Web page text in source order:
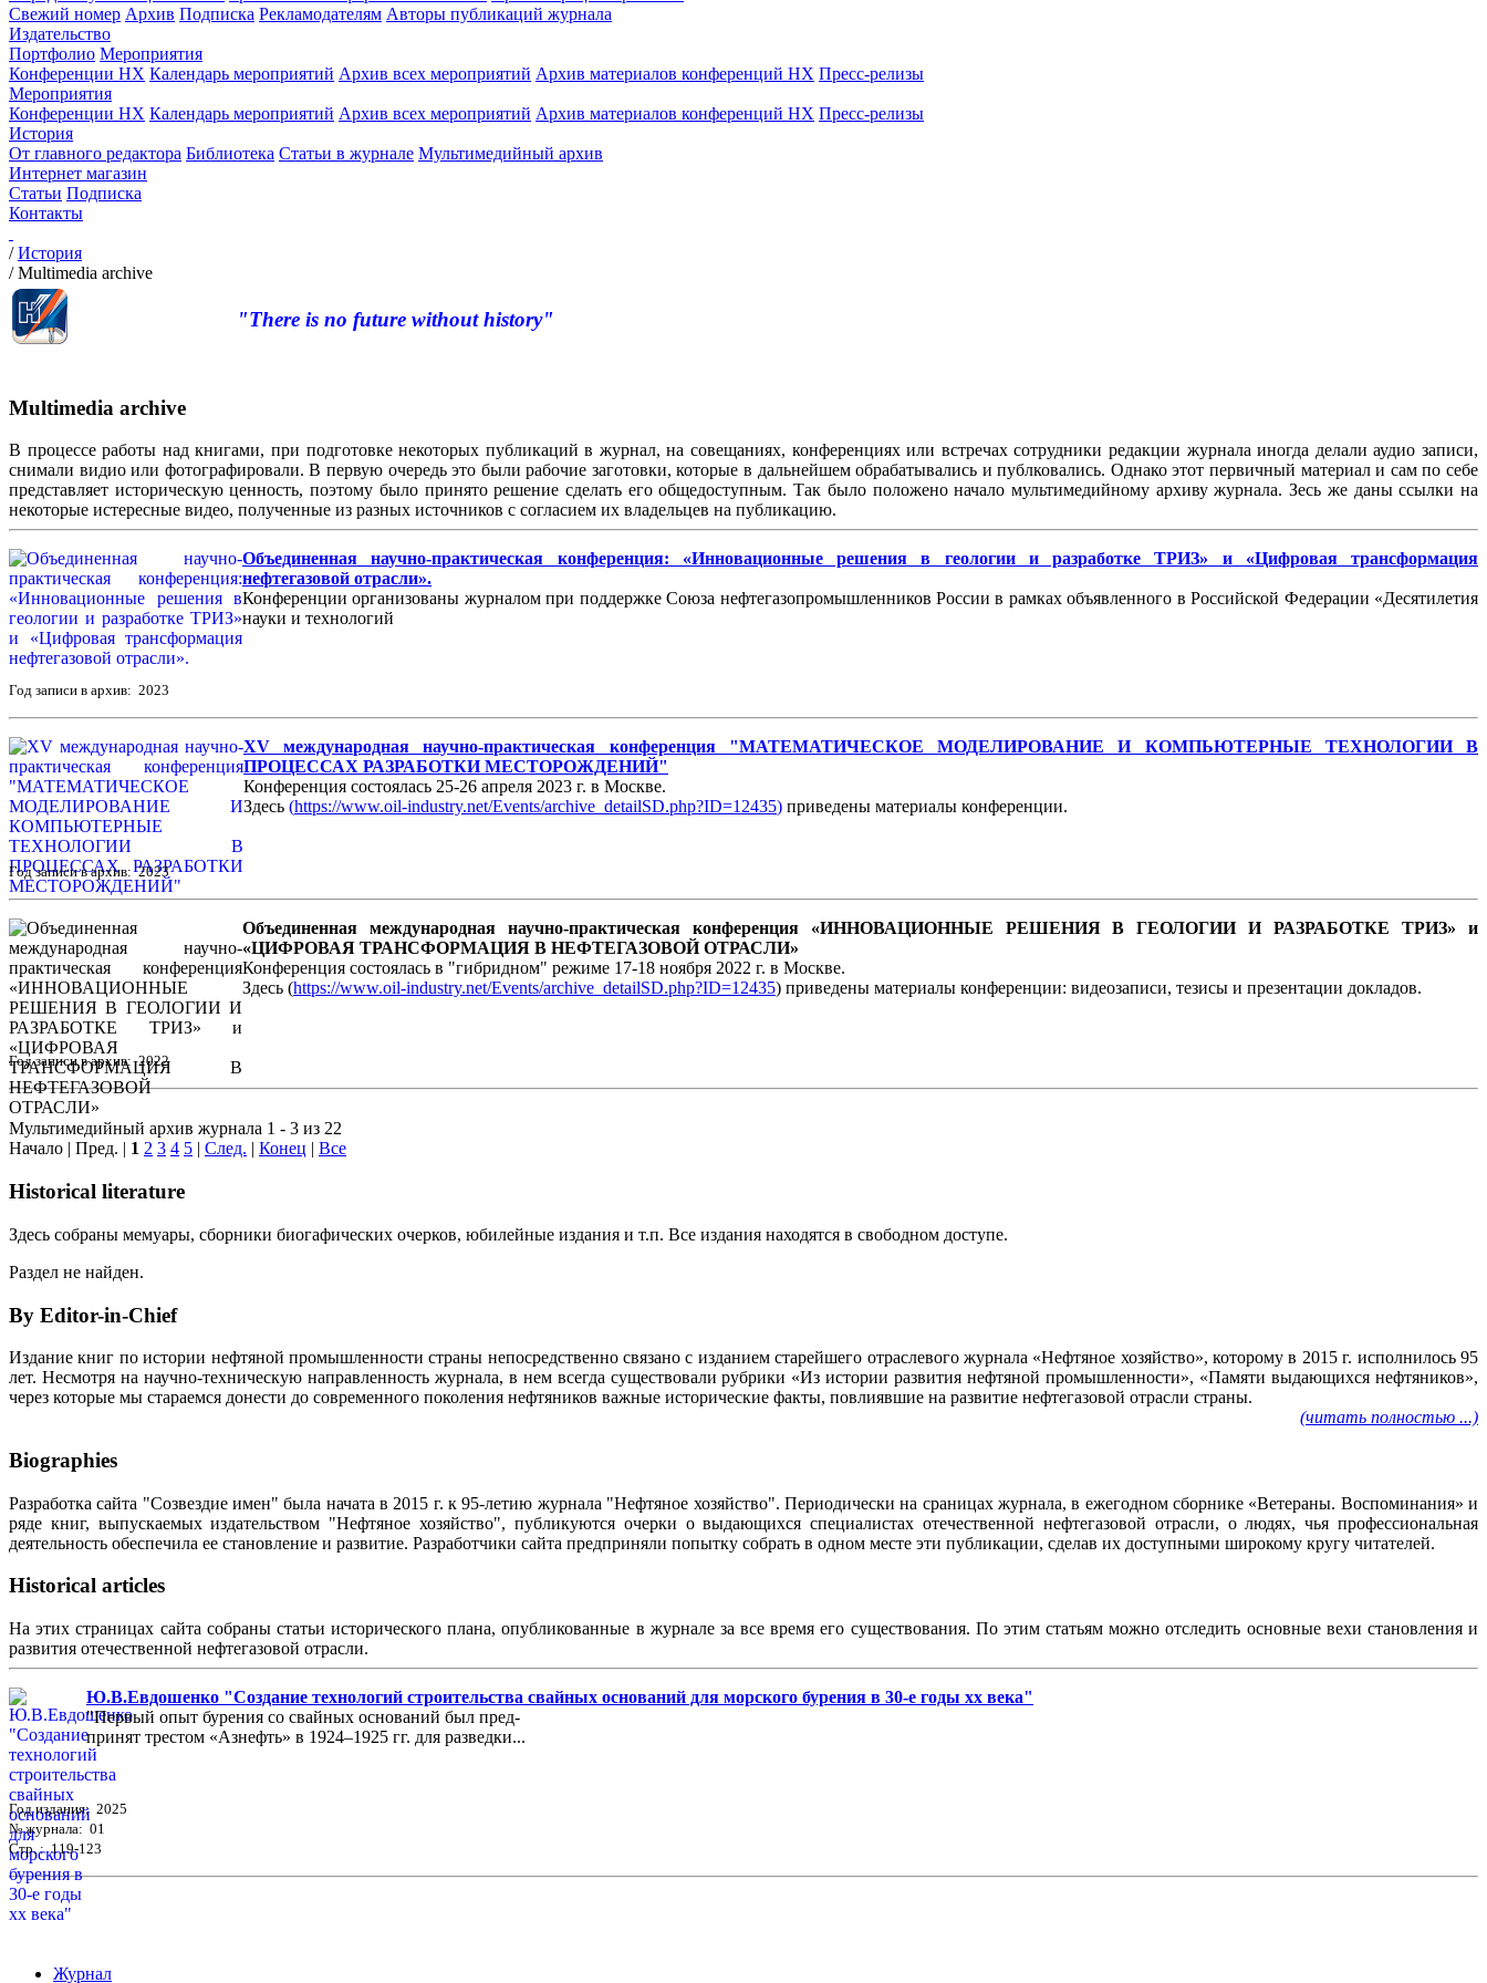
Свежий номер Архив Подписка Рекламодателям Авторы публикаций журнала
Издательство
Портфолио Мероприятия
Конференции НХ Календарь мероприятий Архив всех мероприятий Архив материалов конференций НХ Пресс-релизы
Мероприятия
Конференции НХ Календарь мероприятий Архив всех мероприятий Архив материалов конференций НХ Пресс-релизы
История
От главного редактора Библиотека Статьи в журнале Мультимедийный архив
Интернет магазин
Статьи Подписка
Контакты
/История
/Multimedia archive
"There is no future without history"
Multimedia archive
В процессе работы над книгами, при подготовке некоторых публикаций в журнал, на совещаниях, конференциях или встречах сотрудники редакции журнала иногда делали аудио записи,
снимали видио или фотографировали. В первую очередь это были рабочие заготовки, которые в дальнейшем обрабатывались и публковались. Однако этот первичный материал и сам по себе
представляет историческую ценность, поэтому было принято решение сделать его общедоступным. Так было положено начало мультимедийному архиву журнала. Зесь же даны ссылки на
некоторые истересные видео, полученные из разных источников с согласием их владельцев на публикацию.
Объединенная научно-практическая конференция: «Инновационные решения в геологии и разработке ТРИЗ» и «Цифровая трансформация
нефтегазовой отрасли».
Конференции организованы журналом при поддержке Союза нефтегазопромышленников России в рамках объявленного в Российской Федерации «Десятилетия
науки и технологий
Год записи в архив: 2023
XV международная научно-практическая конференция "МАТЕМАТИЧЕСКОЕ МОДЕЛИРОВАНИЕ И КОМПЬЮТЕРНЫЕ ТЕХНОЛОГИИ В
ПРОЦЕССАХ РАЗРАБОТКИ МЕСТОРОЖДЕНИЙ"
Конференция состоялась 25-26 апреля 2023 г. в Москве.
Здесь (https://www.oil-industry.net/Events/archive_detailSD.php?ID=12435) приведены материалы конференции.
Год записи в архив: 2023
Объединенная международная научно-практическая конференция «ИННОВАЦИОННЫЕ РЕШЕНИЯ В ГЕОЛОГИИ И РАЗРАБОТКЕ ТРИЗ» и
«ЦИФРОВАЯ ТРАНСФОРМАЦИЯ В НЕФТЕГАЗОВОЙ ОТРАСЛИ»
Конференция состоялась в "гибридном" режиме 17-18 ноября 2022 г. в Москве.
Здесь (https://www.oil-industry.net/Events/archive_detailSD.php?ID=12435) приведены материалы конференции: видеозаписи, тезисы и презентации докладов.
Год записи в архив: 2022
Мультимедийный архив журнала 1 - 3 из 22
Начало | Пред. | 1 2 3 4 5 | След. | Конец | Все
Historical literature
Здесь собраны мемуары, сборники биогафических очерков, юбилейные издания и т.п. Все издания находятся в свободном доступе.
Раздел не найден.
By Editor-in-Chief
Издание книг по истории нефтяной промышленности страны непосредственно связано с изданием старейшего отраслевого журнала «Нефтяное хозяйство», которому в 2015 г. исполнилось 95
лет. Несмотря на научно-техническую направленность журнала, в нем всегда существовали рубрики «Из истории развития нефтяной промышленности», «Памяти выдающихся нефтяников»,
через которые мы стараемся донести до современного поколения нефтяников важные исторические факты, повлиявшие на развитие нефтегазовой отрасли страны.
(читать полностью ...)
Biographies
Разработка сайта "Созвездие имен" была начата в 2015 г. к 95-летию журнала "Нефтяное хозяйство". Периодически на сраницах журнала, в ежегодном сборнике «Ветераны. Воспоминания» и
ряде книг, выпускаемых издательством "Нефтяное хозяйство", публикуются очерки о выдающихся специалистах отечественной нефтегазовой отрасли, о людях, чья профессиональная
деятельность обеспечила ее становление и развитие. Разработчики сайта предприняли попытку собрать в одном месте эти публикации, сделав их доступными широкому кругу читателей.
Historical articles
На этих страницах сайта собраны статьи исторического плана, опубликованные в журнале за все время его существования. По этим статьям можно отследить основные вехи становления и
развития отечественной нефтегазовой отрасли.
Ю.В.Евдошенко "Создание технологий строительства свайных оснований для морского бурения в 30-е годы хх века"
"Первый опыт бурения со свайных оснований был пред-
принят трестом «Азнефть» в 1924–1925 гг. для разведки...
Год издания: 2025
№ журнала: 01
Стр. : 119-123
Журнал